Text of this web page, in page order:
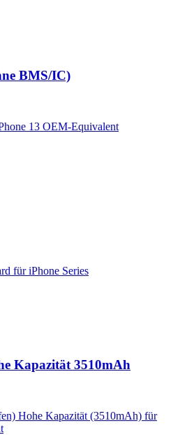
BMS/IC)
13 OEM-Equivalent
für iPhone Series
Kapazität 3510mAh
Hohe Kapazität (3510mAh) für